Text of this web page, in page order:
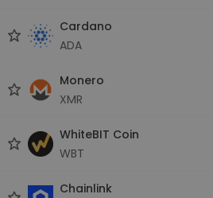
Cardano
ADA
Monero
XMR
WhiteBIT Coin
WBT
Chainlink